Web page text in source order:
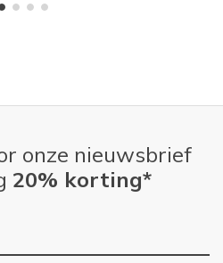
onze nieuwsbrief
20% korting*